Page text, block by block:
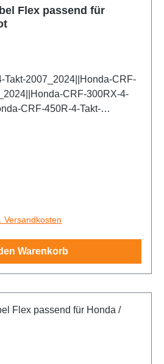
Flex passend für
Takt-2007_2024||Honda-CRF-
CRF-300RX-4-
CRF-450R-4-Takt-
Versandkosten
Warenkorb